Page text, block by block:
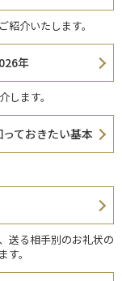
介いたします。
年
ます。
ておきたい基本
送る相手別のお礼状の
。